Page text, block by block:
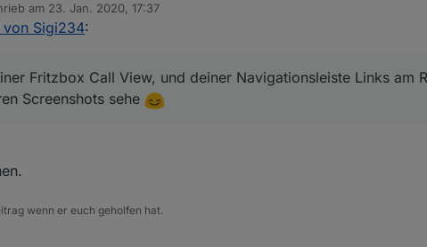
am 23. Jan. 2020, 17:37
editiert von
von Sigi234:
Fritzbox Call View, und deiner Navigationsleiste Links am
Screenshots sehe
wenn er euch geholfen hat.